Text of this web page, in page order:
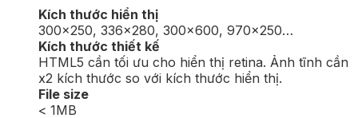
Kích thước hiển thị
300×250, 336×280, 300×600, 970×250…
Kích thước thiết kế
HTML5 cần tối ưu cho hiển thị retina. Ảnh tĩnh cần
x2 kích thước so với kích thước hiển thị.
File size
< 1MB